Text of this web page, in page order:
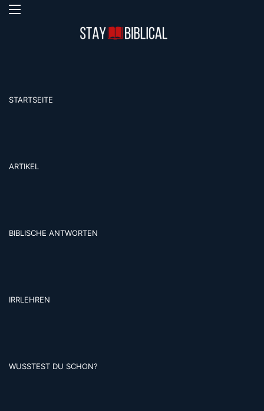
STARTSEITE
ARTIKEL
BIBLISCHE ANTWORTEN
IRRLEHREN
WUSSTEST DU SCHON?